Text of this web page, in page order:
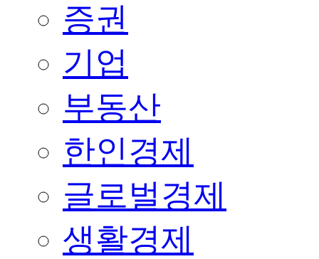
증권
기업
부동산
한인경제
글로벌경제
생활경제